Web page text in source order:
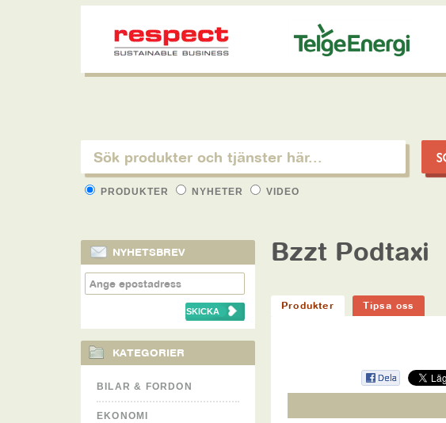
PRODUKTER NYHETER VIDEO
NYHETSBREV
KATEGORIER
BILAR & FORDON
EKONOMI
Bzzt Podtaxi
Produkter Tipsa oss